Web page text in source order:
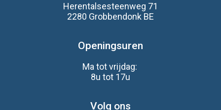
Herentalsesteenweg 71
2280 Grobbendonk BE
Openingsuren
Ma tot vrijdag:
8u tot 17u
Volg ons